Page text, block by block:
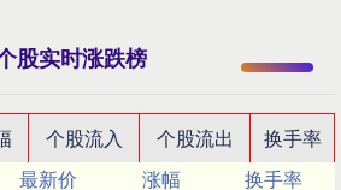
股实时涨跌榜
个股流入 个股流出
换手率
最新价 涨幅
换手率